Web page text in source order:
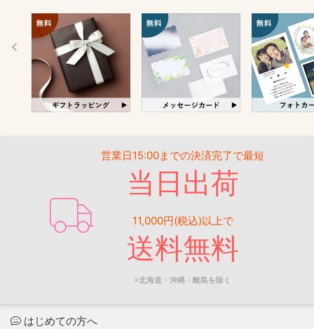
営業日15:00までの決済完了で最短
当日出荷
11,000円(税込)以上で
送料無料
※北海道・沖縄・離島を除く
はじめての方へ